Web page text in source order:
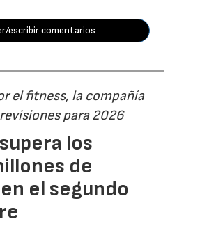
escribir comentarios
el fitness, la compañía
para 2026
los
de
el segundo